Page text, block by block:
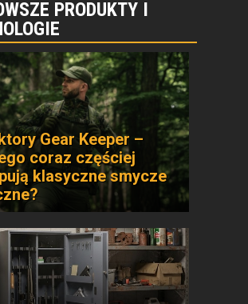
PRODUKTY I
Gear Keeper –
coraz częściej
klasyczne smycze